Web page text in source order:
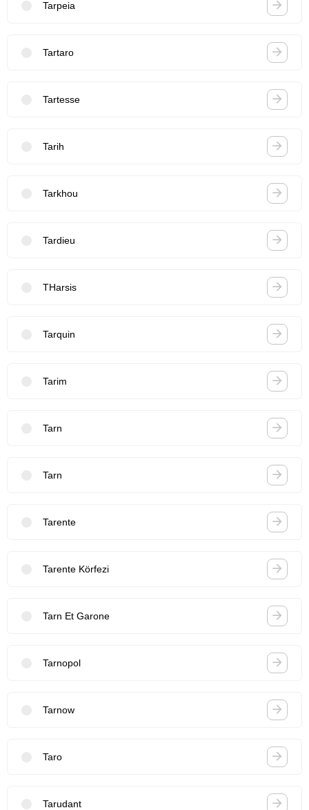
Tarpeia
Tartaro
Tartesse
Tarih
Tarkhou
Tardieu
THarsis
Tarquin
Tarim
Tarn
Tarn
Tarente
Tarente Körfezi
Tarn Et Garone
Tarnopol
Tarnow
Taro
Tarudant